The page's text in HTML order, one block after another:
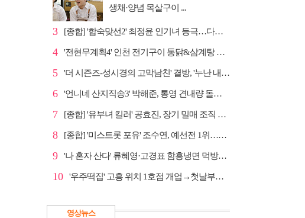
생채·양념 목살구이 ...
3 [종합] '합숙맞선2' 최정윤 인기녀 등극…다음주 마지막...
4 '전현무계획4' 인천 전기구이 통닭&삼계탕 노포 맛집 탐방
5 '더 시즌즈-성시경의 고막남친' 결방, '누난 내게 여자...
6 '언니네 산지직송3' 박해준, 통영 견내량 돌미역 조업 ...
7 [종합] '유부녀 킬러' 공효진, 장기 밀매 조직 소탕…4...
8 [종합] '미스트롯 포유' 조수연, 예선전 1위…신윤승 지...
9 '나 혼자 산다' 류혜영·고경표 함흥냉면 먹방→남산 산책
10 '우주떡집' 고흥 위치 1호점 개업→첫날부터 大위기
영상뉴스